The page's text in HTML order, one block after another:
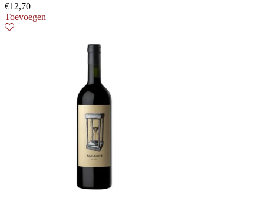
€12,70
Toevoegen